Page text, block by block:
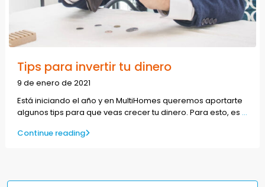
Tips para invertir tu dinero
9 de enero de 2021
Está iniciando el año y en MultiHomes queremos aportarte
algunos tips para que veas crecer tu dinero. Para esto, es ...
Continue reading